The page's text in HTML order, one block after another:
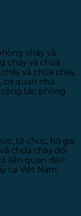
cháy và
cháy và chữa
và chữa cháy,
cơ quan nhà
công tác phòng
tổ chức, hộ gia
chữa cháy đối
liên quan đến
tại Việt Nam.